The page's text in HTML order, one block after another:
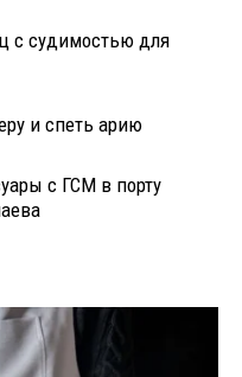
с судимостью для
и спеть арию
с ГСМ в порту